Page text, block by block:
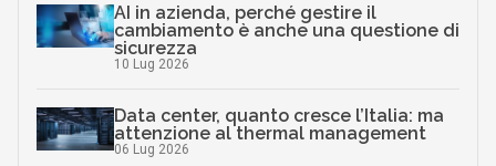
AI in azienda, perché gestire il
cambiamento è anche una questione di
sicurezza
10 Lug 2026
Data center, quanto cresce l’Italia: ma
attenzione al thermal management
06 Lug 2026